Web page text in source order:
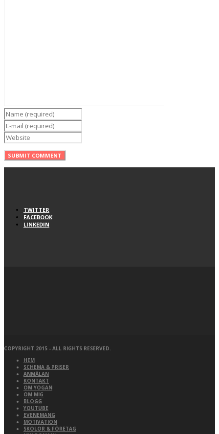
TWITTER
FACEBOOK
LINKEDIN
COPYRIGHT 2015 - ALL RIGHTS RESERVED.
HEM
SCHEMA & PRISER
ANMÄLAN
KONTAKT
OM YOGAN
OM MIG
BLOGG
YOUTUBE
EVENEMANG
MOTIVATION
SKOLOR & FÖRETAG